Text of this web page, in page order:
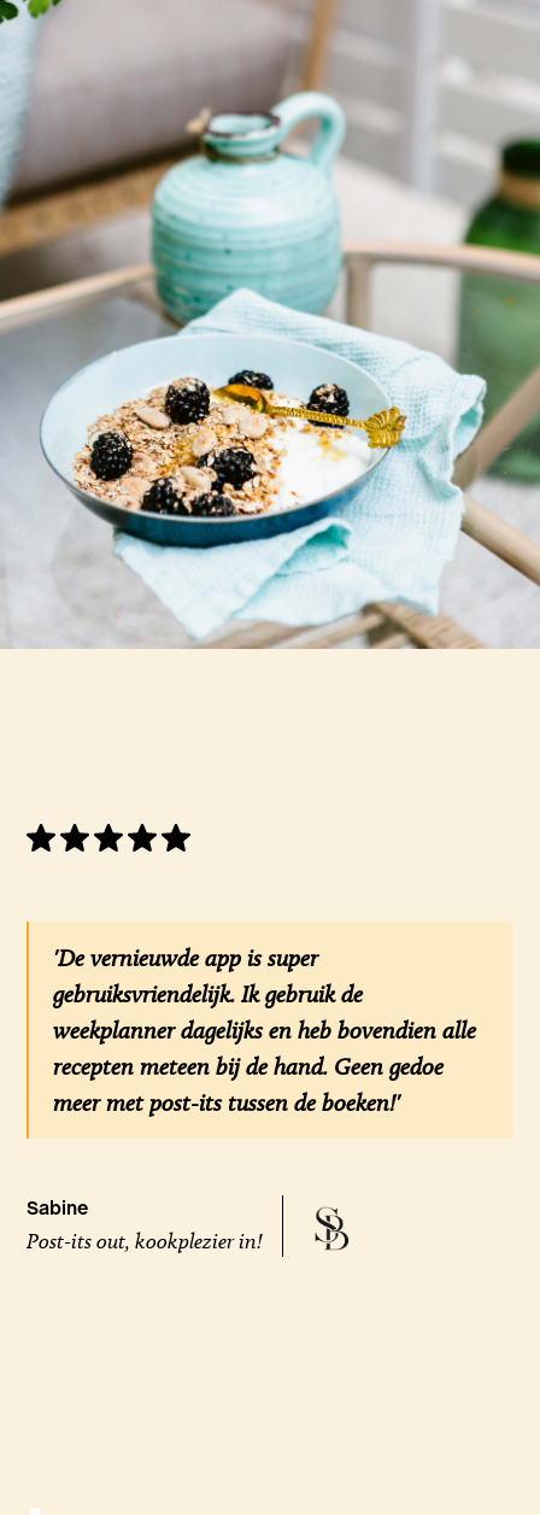
'De vernieuwde app is super
gebruiksvriendelijk. Ik gebruik de
weekplanner dagelijks en heb bovendien alle
recepten meteen bij de hand. Geen gedoe
meer met post-its tussen de boeken!'
Sabine
Post-its out, kookplezier in!